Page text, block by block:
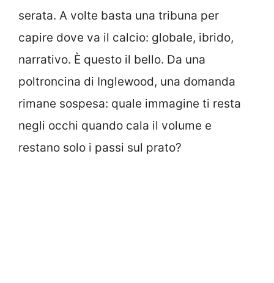
serata. A volte basta una tribuna per
capire dove va il calcio: globale, ibrido,
narrativo. È questo il bello. Da una
poltroncina di Inglewood, una domanda
rimane sospesa: quale immagine ti resta
negli occhi quando cala il volume e
restano solo i passi sul prato?